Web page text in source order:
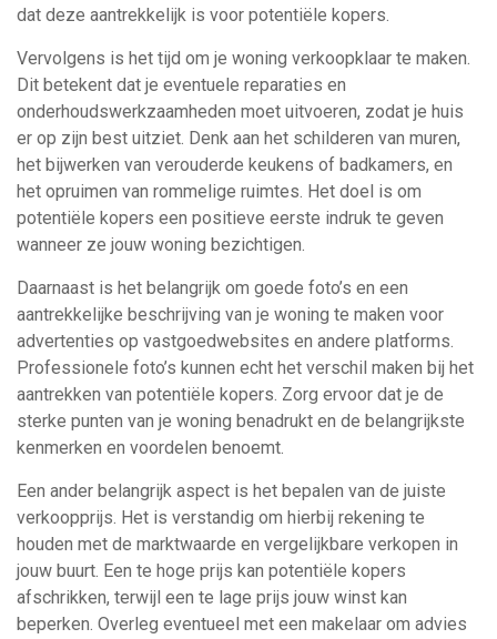
dat deze aantrekkelijk is voor potentiële kopers.
Vervolgens is het tijd om je woning verkoopklaar te maken.
Dit betekent dat je eventuele reparaties en
onderhoudswerkzaamheden moet uitvoeren, zodat je huis
er op zijn best uitziet. Denk aan het schilderen van muren,
het bijwerken van verouderde keukens of badkamers, en
het opruimen van rommelige ruimtes. Het doel is om
potentiële kopers een positieve eerste indruk te geven
wanneer ze jouw woning bezichtigen.
Daarnaast is het belangrijk om goede foto’s en een
aantrekkelijke beschrijving van je woning te maken voor
advertenties op vastgoedwebsites en andere platforms.
Professionele foto’s kunnen echt het verschil maken bij het
aantrekken van potentiële kopers. Zorg ervoor dat je de
sterke punten van je woning benadrukt en de belangrijkste
kenmerken en voordelen benoemt.
Een ander belangrijk aspect is het bepalen van de juiste
verkoopprijs. Het is verstandig om hierbij rekening te
houden met de marktwaarde en vergelijkbare verkopen in
jouw buurt. Een te hoge prijs kan potentiële kopers
afschrikken, terwijl een te lage prijs jouw winst kan
beperken. Overleg eventueel met een makelaar om advies